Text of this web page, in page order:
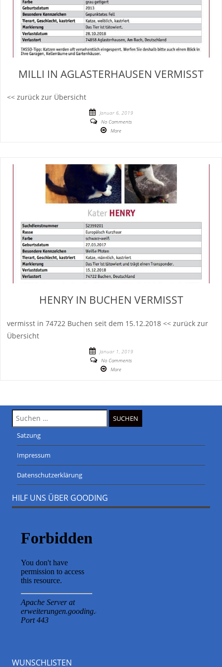
MILLI IN AGLASTERHAUSEN VERMISST
<< zurück zur Übersicht
Januar 6, 2019
No Comments
More
HENRY IN BUCHEN VERMISST
vermisst in 74722 Buchen seit dem 15.12.2018 << zurück zur
Übersicht
Januar 1, 2019
No Comments
More
Suche
nach:
Satzung
Impressum
Datenschutzerklärung
HILF UNS ÜBER GOODING
WUNSCHLISTEN